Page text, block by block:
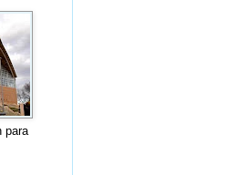
para